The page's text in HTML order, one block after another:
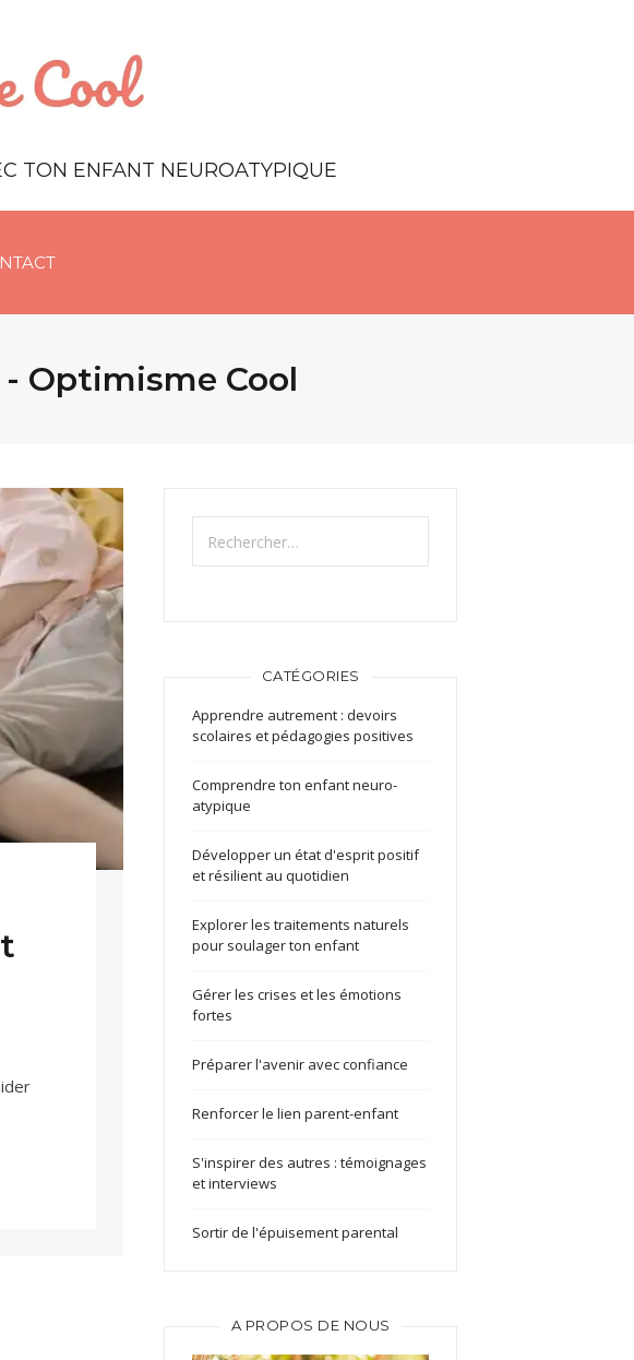
TON ENFANT NEUROATYPIQUE
Optimisme Cool
Rechercher :
CATÉGORIES
Apprendre autrement : devoirs
scolaires et pédagogies positives
Comprendre ton enfant neuro-
atypique
Développer un état d'esprit positif
et résilient au quotidien
Explorer les traitements naturels
pour soulager ton enfant
Gérer les crises et les émotions
fortes
Préparer l'avenir avec confiance
Renforcer le lien parent-enfant
S'inspirer des autres : témoignages
et interviews
Sortir de l'épuisement parental
A PROPOS DE NOUS